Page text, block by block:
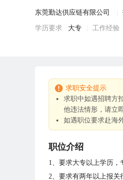
东莞勤达供应链有限公司
学历要求 大专 工作经验
求职安全提示
求职中如遇招聘方
他违法情形，请立
如遇职位要求赴海
职位介绍
1、要求大专以上学历，
2、要求有两年以上报关